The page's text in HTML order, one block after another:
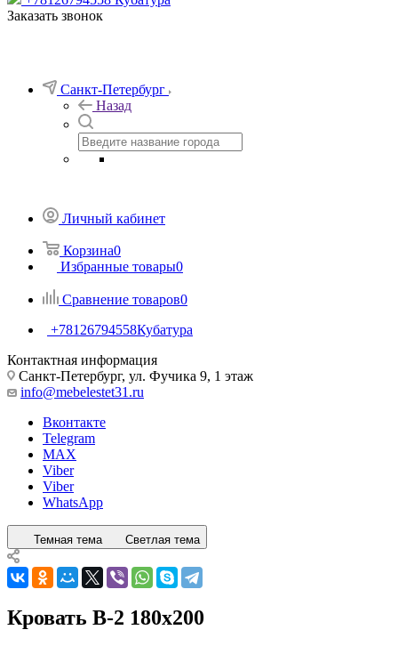
Заказать звонок
Санкт-Петербург
Назад
Личный кабинет
Корзина0
Избранные товары0
Сравнение товаров0
+78126794558Кубатура
Контактная информация
Санкт-Петербург, ул. Фучика 9, 1 этаж
info@mebelestet31.ru
Вконтакте
Telegram
MAX
Viber
Viber
WhatsApp
Темная тема Светлая тема
Кровать В-2 180х200